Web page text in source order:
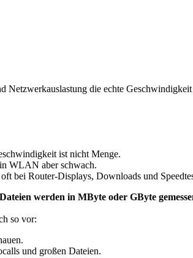
die echte
ist nicht Menge.
WLAN aber schwach.
oft bei Router-Displays, Downloads und
werden in MByte oder GByte
so vor:
und großen Dateien.